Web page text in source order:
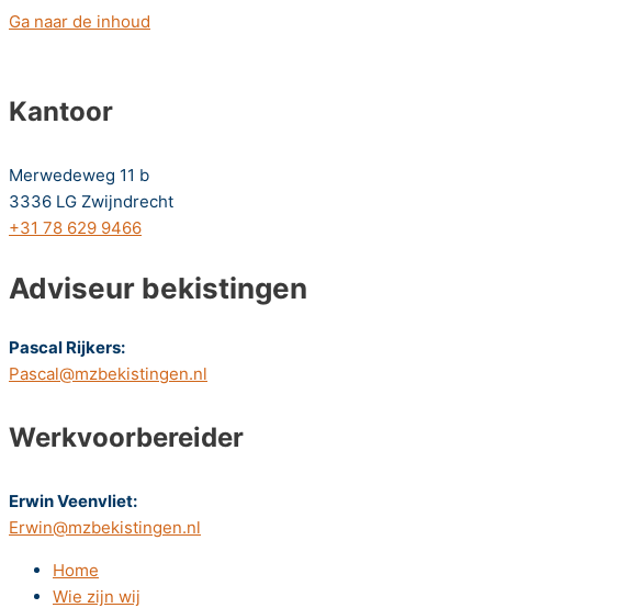
Ga naar de inhoud
Kantoor
Merwedeweg 11 b
3336 LG Zwijndrecht
+31 78 629 9466
Adviseur bekistingen
Pascal Rijkers:
Pascal@mzbekistingen.nl
Werkvoorbereider
Erwin Veenvliet:
Erwin@mzbekistingen.nl
Home
Wie zijn wij